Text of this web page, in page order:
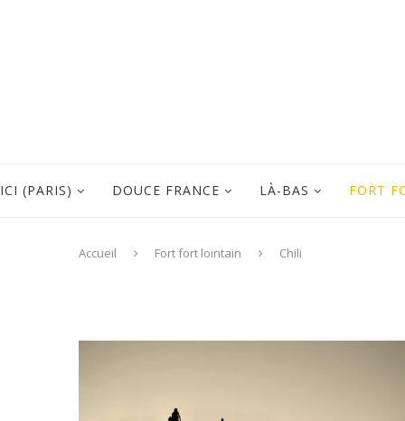
ICI (PARIS) DOUCE FRANCE LÀ-BAS FORT
Accueil Fort fort lointain Chili